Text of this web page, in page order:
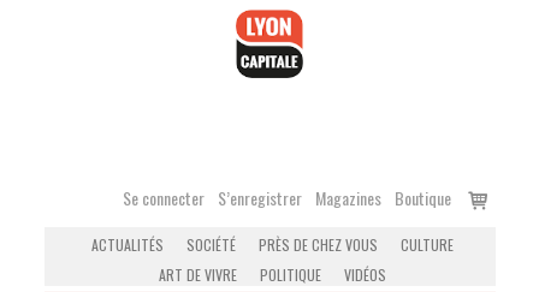
Se connecter S’enregistrer Magazines Boutique
Voir
ACTUALITÉS SOCIÉTÉ PRÈS DE CHEZ VOUS
CULTURE
ART DE VIVRE
POLITIQUE VIDÉOS